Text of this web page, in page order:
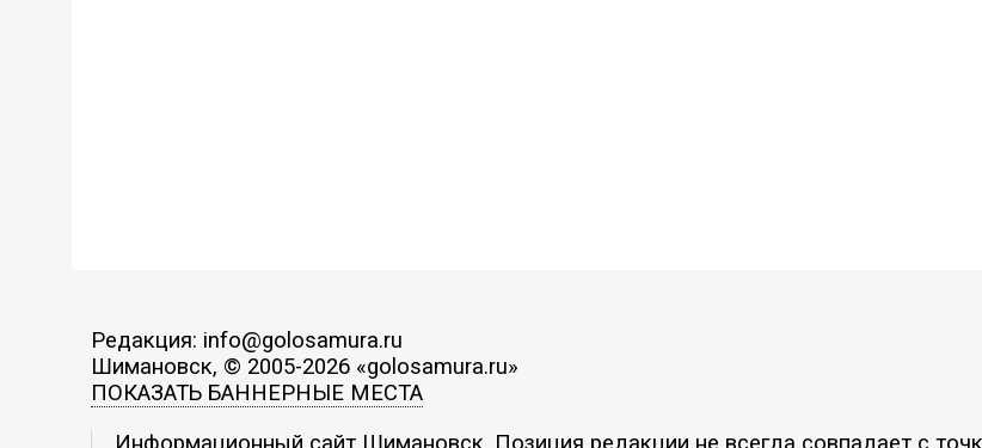
Редакция: info@golosamura.ru
Шимановск, © 2005-2026 «golosamura.ru»
ПОКАЗАТЬ БАННЕРНЫЕ МЕСТА